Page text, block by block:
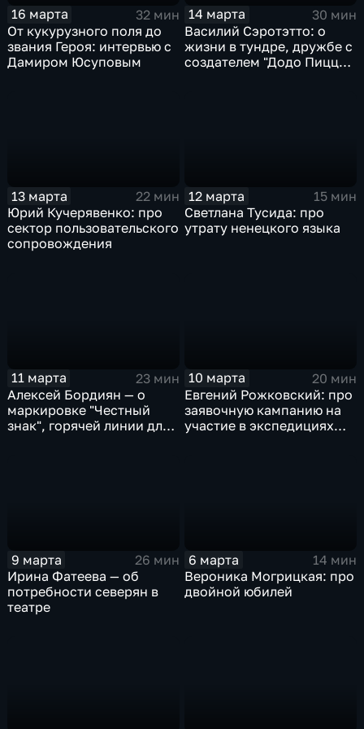
16 марта
32 мин
От кукурузного поля до
звания Героя: интервью с
Дамиром Юсуповым
14 марта
30 мин
Василий Сэротэтто: о
жизни в тундре, дружбе с
создателем "Додо Пиццы"
13 марта
22 мин
Юрий Кучерявенко: про
сектор пользовательского
сопровождения
12 марта
15 мин
Светлана Тусида: про
утрату ненецкого языка
11 марта
23 мин
Алексей Бордиян — о
маркировке "Честный
знак", горячей линии для
10 марта
20 мин
Евгений Рожковский: про
заявочную кампанию на
участие в экспедициях
9 марта
26 мин
Ирина Фатеева — об
потребности северян в
театре
6 марта
14 мин
Вероника Могрицкая: про
двойной юбилей